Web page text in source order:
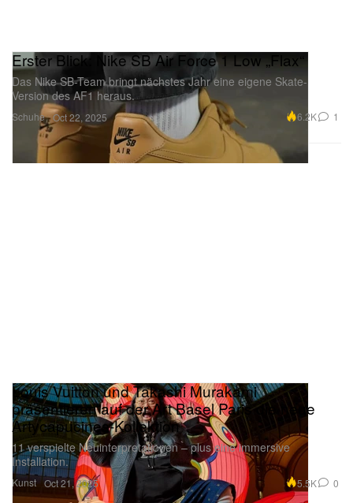
Schuhe
Erster Blick: Nike SB Air Force 1 Low „Flax“
Das Nike SB-Team bringt nächstes Jahr eine eigene Skate-
Version des AF1 heraus.
Oct 22, 2025 6.2K 1
Kunst
Louis Vuitton und Takashi Murakami
präsentieren auf der Art Basel Paris die neue
Artycapucines-Kollektion
11 verspielte Neuinterpretationen – plus eine immersive
Installation.
Oct 21, 2025 5.5K 0